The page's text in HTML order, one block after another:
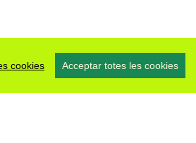
cookies Acceptar totes les cookies